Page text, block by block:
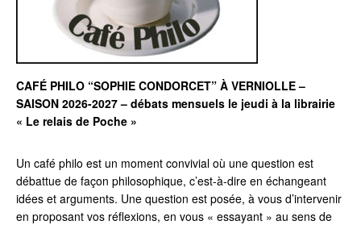
CAFÉ PHILO “SOPHIE CONDORCET” À VERNIOLLE –
SAISON 2026-2027 – débats mensuels le jeudi à la librairie
« Le relais de Poche »
Un café philo est un moment convivial où une question est
débattue de façon philosophique, c’est-à-dire en échangeant
idées et arguments. Une question est posée, à vous d’intervenir
en proposant vos réflexions, en vous « essayant » au sens de